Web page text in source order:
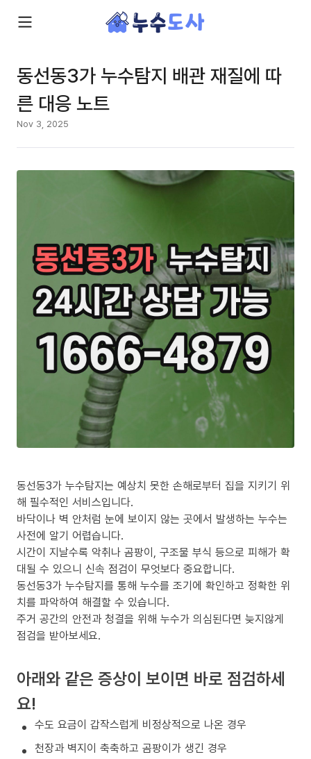
동선동3가 누수탐지 배관 재질에 따
른 대응 노트
Nov 3, 2025
동선동3가 누수탐지는 예상치 못한 손해로부터 집을 지키기 위
해 필수적인 서비스입니다.
바닥이나 벽 안처럼 눈에 보이지 않는 곳에서 발생하는 누수는
사전에 알기 어렵습니다.
시간이 지날수록 악취나 곰팡이, 구조물 부식 등으로 피해가 확
대될 수 있으니 신속 점검이 무엇보다 중요합니다.
동선동3가 누수탐지를 통해 누수를 조기에 확인하고 정확한 위
치를 파악하여 해결할 수 있습니다.
주거 공간의 안전과 청결을 위해 누수가 의심된다면 늦지않게
점검을 받아보세요.
아래와 같은 증상이 보이면 바로 점검하세
요!
수도 요금이 갑작스럽게 비정상적으로 나온 경우
천장과 벽지이 축축하고 곰팡이가 생긴 경우